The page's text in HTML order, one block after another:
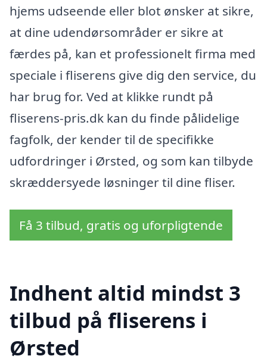
hjems udseende eller blot ønsker at sikre,
at dine udendørsområder er sikre at
færdes på, kan et professionelt firma med
speciale i fliserens give dig den service, du
har brug for. Ved at klikke rundt på
fliserens-pris.dk kan du finde pålidelige
fagfolk, der kender til de specifikke
udfordringer i Ørsted, og som kan tilbyde
skræddersyede løsninger til dine fliser.
Få 3 tilbud, gratis og uforpligtende
Indhent altid mindst 3
tilbud på fliserens i
Ørsted